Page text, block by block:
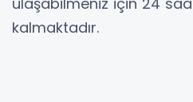
kalmaktadır.